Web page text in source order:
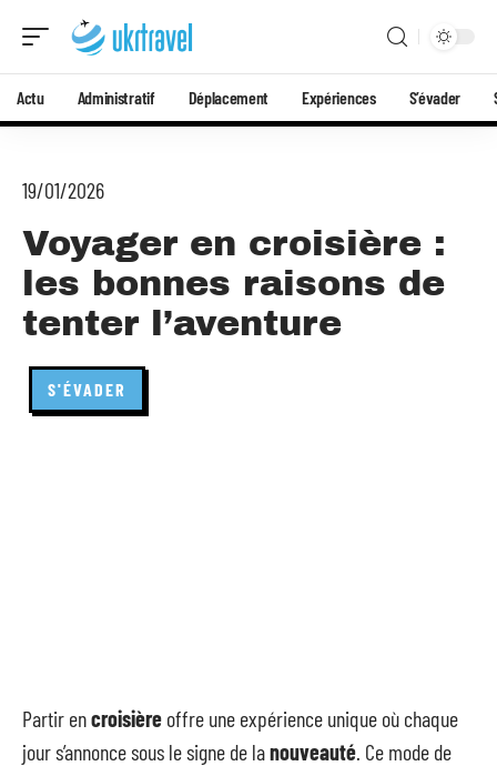
Actu Administratif Déplacement Expériences S’évader
19/01/2026
Voyager en croisière :
les bonnes raisons de
tenter l’aventure
S'ÉVADER
Partir encroisière offre une expérience unique où chaque
jour s’annonce sous le signe de lanouveauté. Ce mode de